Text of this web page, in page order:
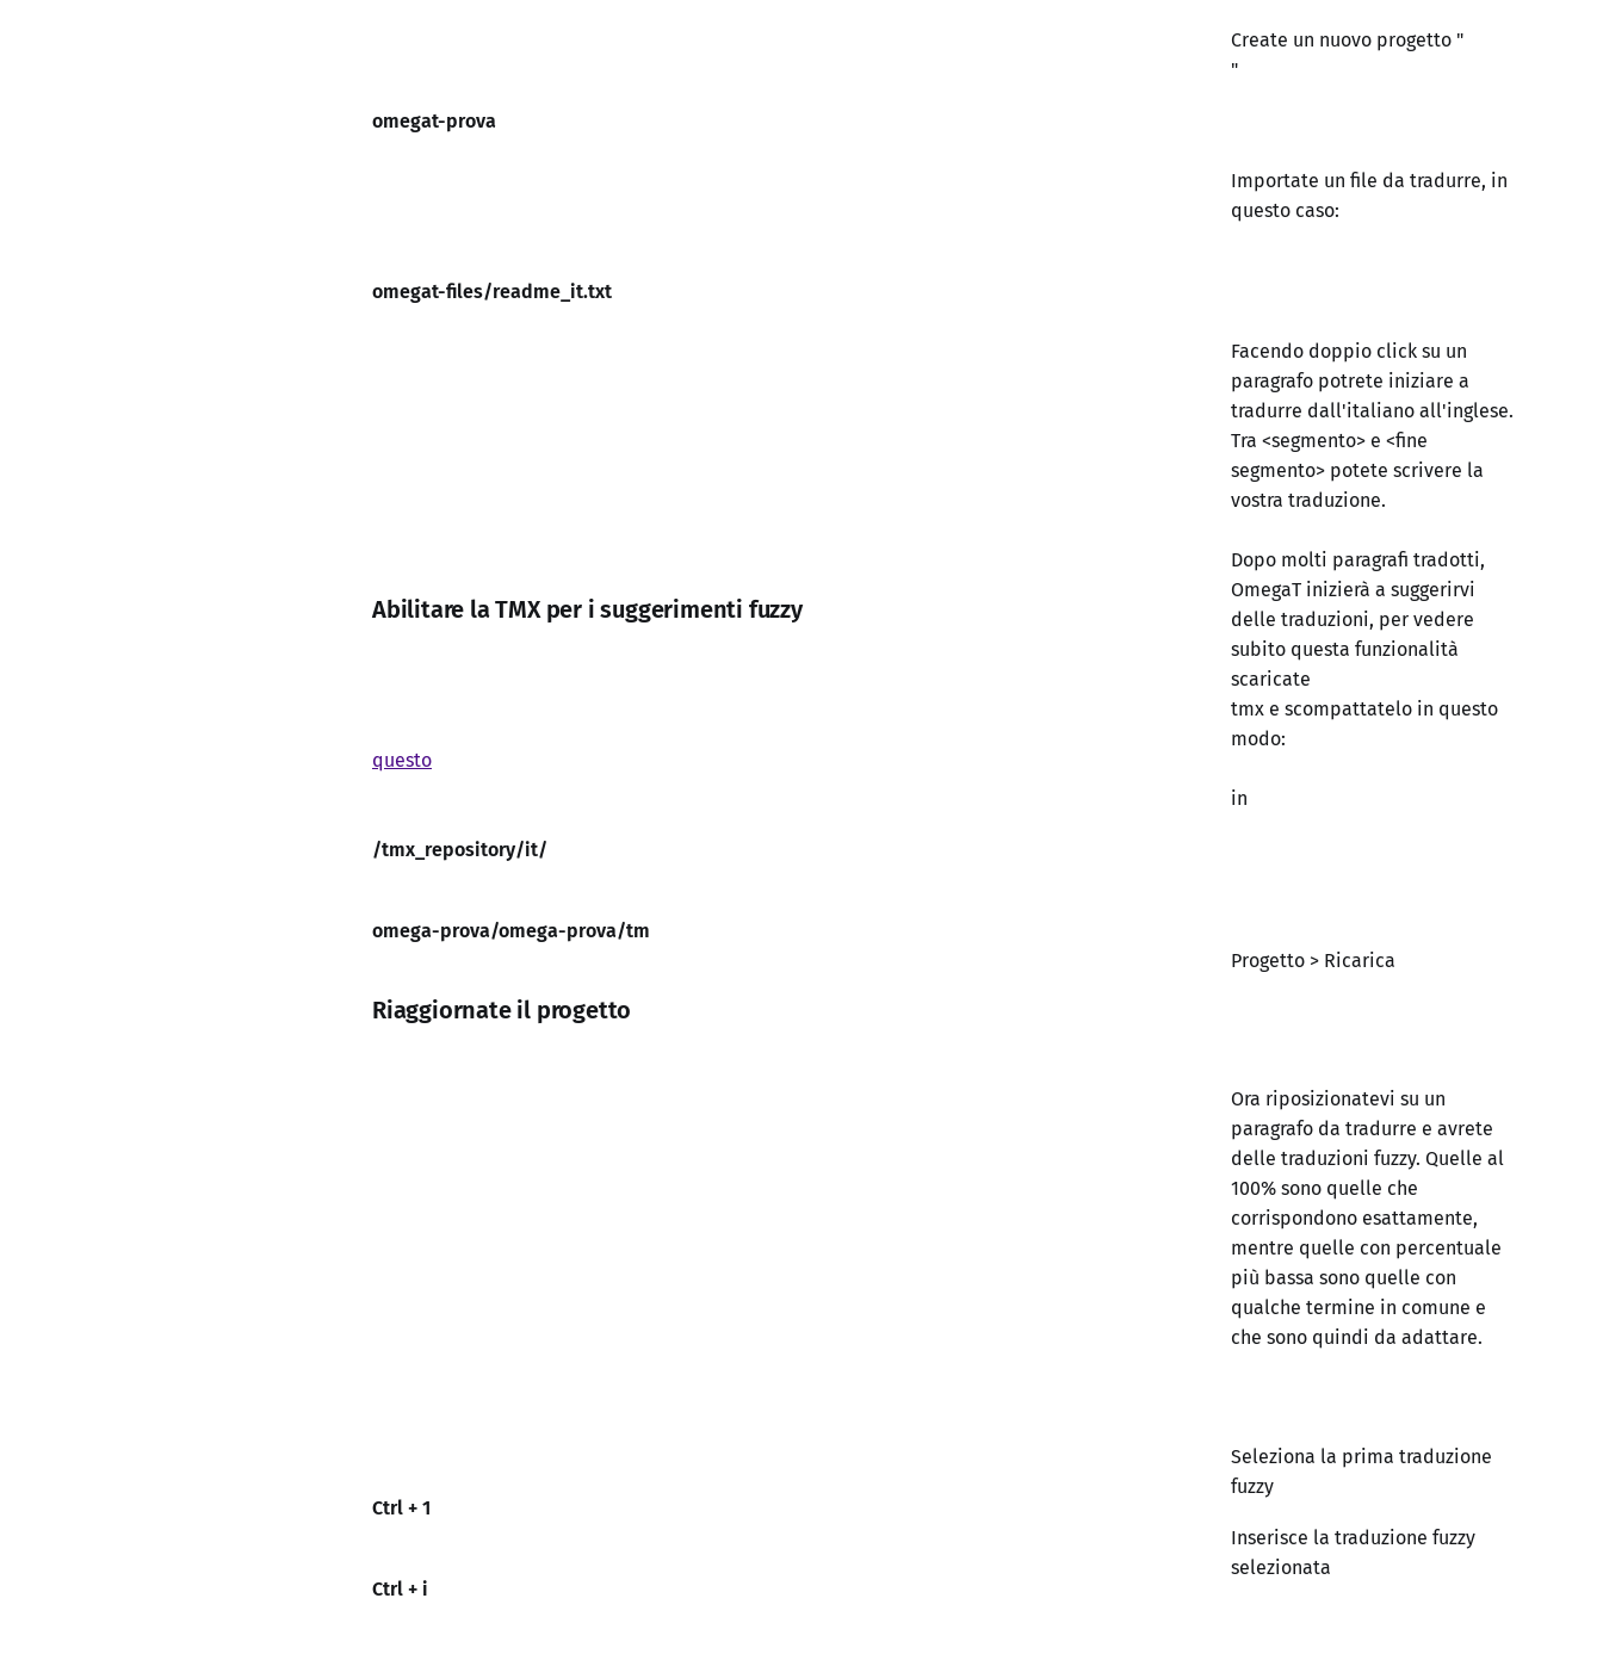
Create un nuovo progetto "
omegat-prova
"
Importate un file da tradurre, in
questo caso:
omegat-files/readme_it.txt
Facendo doppio click su un
paragrafo potrete iniziare a
tradurre dall'italiano all'inglese.
Tra <segmento> e <fine
segmento> potete scrivere la
vostra traduzione.
Abilitare la TMX per i suggerimenti fuzzy
Dopo molti paragrafi tradotti,
OmegaT inizierà a suggerirvi
delle traduzioni, per vedere
subito questa funzionalità
scaricate
questo
tmx e scompattatelo in questo
modo:
/tmx_repository/it/
in
omega-prova/omega-prova/tm
Riaggiornate il progetto
Progetto > Ricarica
Ora riposizionatevi su un
paragrafo da tradurre e avrete
delle traduzioni fuzzy. Quelle al
100% sono quelle che
corrispondono esattamente,
mentre quelle con percentuale
più bassa sono quelle con
qualche termine in comune e
che sono quindi da adattare.
Ctrl + 1
Seleziona la prima traduzione
fuzzy
Ctrl + i
Inserisce la traduzione fuzzy
selezionata